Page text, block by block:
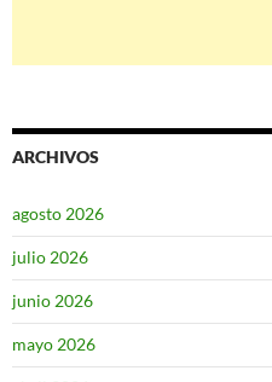
ARCHIVOS
agosto 2026
julio 2026
junio 2026
mayo 2026